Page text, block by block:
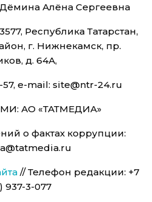
Алёна Сергеевна
Республика Татарстан,
г. Нижнекамск, пр.
д. 64А,
57, e-mail: site@ntr-24.ru
АО «ТАТМЕДИА»
о фактах коррупции:
// Телефон редакции: +7
937-3-077